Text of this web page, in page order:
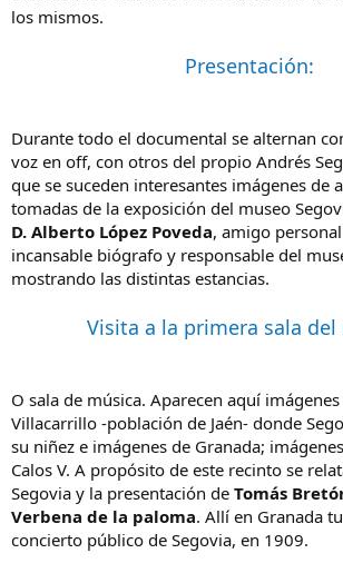
los mismos.
Presentación:
Durante todo el documental se alternan
voz en off, con otros del propio Andrés
que se suceden interesantes imágenes de
tomadas de la exposición del museo
D. Alberto López Poveda, amigo
incansable biógrafo y responsable del
mostrando las distintas estancias.
Visita a la primera sala del
O sala de música. Aparecen aquí
Villacarrillo -población de Jaén- donde
su niñez e imágenes de Granada;
Calos V. A propósito de este recinto se
Segovia y la presentación de Tomás
Verbena de la paloma. Allí en Granada
concierto público de Segovia, en 1909.